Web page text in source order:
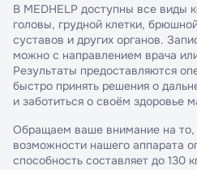
В MEDHELP доступны все виды
головы, грудной клетки,
суставов и других органов.
можно с направлением врача
Результаты предоставляются
быстро принять решения о
и заботиться о своём здоровье
Обращаем ваше внимание на то,
возможности нашего аппарата
способность составляет до 130